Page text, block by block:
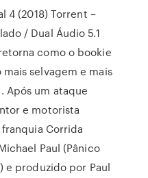
4 (2018) Torrent –
/ Dual Áudio 5.1
como o bookie
selvagem e mais
Após um ataque
e motorista
Corrida
Paul (Pânico
e produzido por Paul